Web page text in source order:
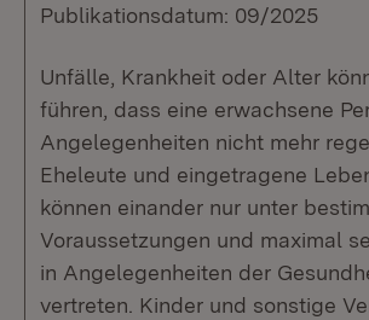
Publikationsdatum: 09/2025
Unfälle, Krankheit oder Alter
führen, dass eine erwachsene
Angelegenheiten nicht mehr
Eheleute und eingetragene
können einander nur unter
Voraussetzungen und maximal
in Angelegenheiten der
vertreten. Kinder und sonstige